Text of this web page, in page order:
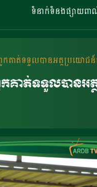
ទំនាក់ទំនងផ្សាយពាណិជ្ជកម្ម
គាត់ទទួលបានអត្ថប្រយោជន៍
គាត់ទទួលបានអត្